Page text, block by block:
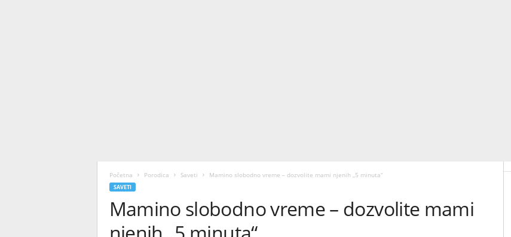
Početna Porodica Saveti Mamino slobodno vreme – dozvolite mami njenih „5 minuta“
SAVETI
Mamino slobodno vreme – dozvolite mami